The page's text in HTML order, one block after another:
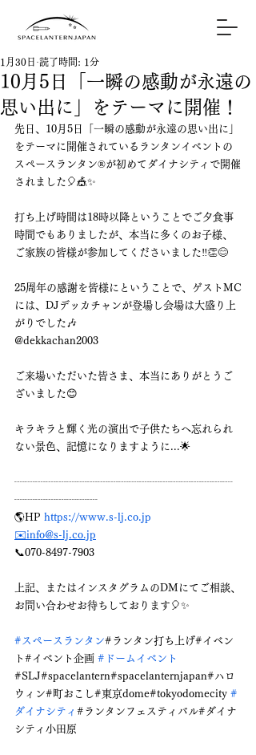
10月5日「一瞬の感動が永遠の
思い出に」をテーマに開催！
1月30日 読了時間: 1分
先日、10月5日「一瞬の感動が永遠の思い出に」
をテーマに開催されているランタンイベントの
スペースランタン®が初めてダイナシティで開催
されました🎈🎪✨️
打ち上げ時間は18時以降ということでご夕食事
時間でもありましたが、本当に多くのお子様、
ご家族の皆様が参加してくださいました‼️👏😊
25周年の感謝を皆様にということで、ゲストMC
には、DJデッカチャンが登場し会場は大盛り上
がりでした🎶
@dekkachan2003
ご来場いただいた皆さま、本当にありがとうご
ざいました😊
キラキラと輝く光の演出で子供たちへ忘れられ
ない景色、記憶になりますように...🌟
┈┈┈┈┈┈┈┈┈┈┈┈┈┈┈┈┈┈┈┈┈
┈┈┈┈┈┈┈┈
🌎HP https://www.s-lj.co.jp
✉️info@s-lj.co.jp
📞070-8497-7903
上記、またはインスタグラムのDMにてご相談、
お問い合わせお待ちしております🎈✨️
#スペースランタン#ランタン打ち上げ#イベン
ト#イベント企画 #ドームイベント
#SLJ#spacelantern#spacelanternjapan#ハロ
ウィン#町おこし#東京dome#tokyodomecity #
ダイナシティ #ランタンフェスティバル#ダイナ
シティ小田原